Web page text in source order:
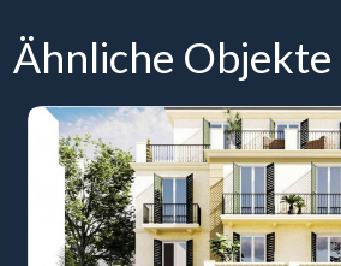
Ähnliche Objekte